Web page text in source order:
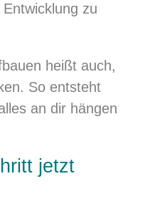
zu
heißt auch,
So entsteht
an dir hängen
jetzt